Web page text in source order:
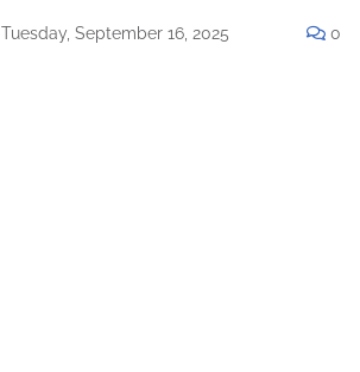
Tuesday, September 16, 2025 0